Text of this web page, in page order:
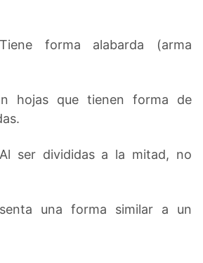
forma alabarda (arma
hojas que tienen forma de
ser divididas a la mitad, no
una forma similar a un